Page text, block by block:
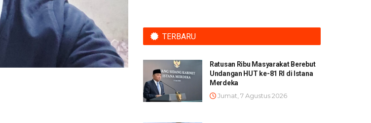
TERBARU
Ratusan Ribu Masyarakat Berebut
Undangan HUT ke-81 RI di Istana
Merdeka
Jumat, 7 Agustus 2026